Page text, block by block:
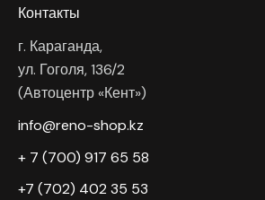
Контакты
г. Караганда,
ул. Гоголя, 136/2
(Автоцентр «Кент»)
info@reno-shop.kz
+ 7 (700) 917 65 58
+7 (702) 402 35 53